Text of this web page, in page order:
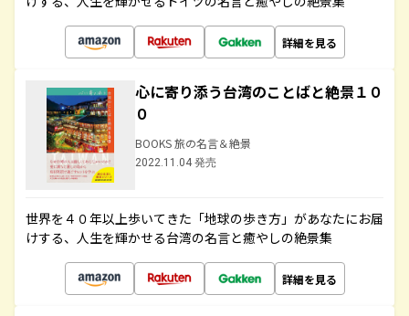
詳細を見る
心に寄り添う台湾のことばと絶景１０
０
BOOKS 旅の名言＆絶景
2022.11.04 発売
世界を４０年以上歩いてきた「地球の歩き方」があなたにお届
けする、人生を輝かせる台湾の名言と癒やしの絶景集
詳細を見る